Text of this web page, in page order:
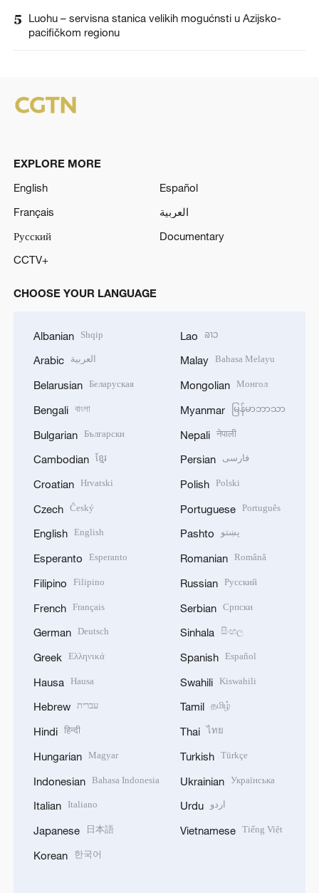
5
Luohu – servisna stanica velikih mogućnsti u Azijsko-
pacifičkom regionu
EXPLORE MORE
English
Español
Français
العربية
Русский
Documentary
CCTV+
CHOOSE YOUR LANGUAGE
Albanian Shqip
Arabic العربية
Belarusian Беларуская
Bengali বাংলা
Bulgarian Български
Cambodian ខ្មែរ
Croatian Hrvatski
Czech Český
English English
Esperanto Esperanto
Filipino Filipino
French Français
German Deutsch
Greek Ελληνικά
Hausa Hausa
Hebrew עברית
Hindi हिन्दी
Hungarian Magyar
Indonesian Bahasa Indonesia
Italian Italiano
Japanese 日本語
Korean 한국어
Lao ລາວ
Malay Bahasa Melayu
Mongolian Монгол
Myanmar မြန်မာဘာသာ
Nepali नेपाली
Persian فارسی
Polish Polski
Portuguese Português
Pashto پښتو
Romanian Română
Russian Русский
Serbian Српски
Sinhala සිංහල
Spanish Español
Swahili Kiswahili
Tamil தமிழ்
Thai ไทย
Turkish Türkçe
Ukrainian Українська
Urdu اردو
Vietnamese Tiếng Việt